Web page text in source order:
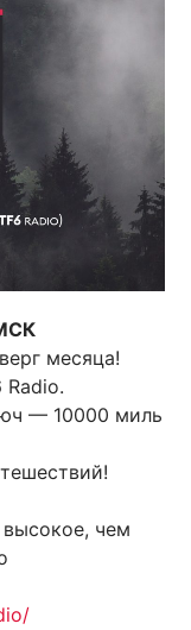
месяца!
Radio.
— 10000 миль
чем